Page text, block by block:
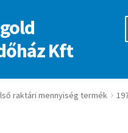
Kft
raktári mennyiség termék